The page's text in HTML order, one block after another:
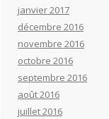
janvier 2017
décembre 2016
novembre 2016
octobre 2016
septembre 2016
août 2016
juillet 2016